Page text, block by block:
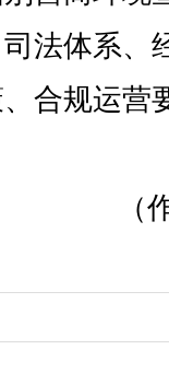
法体系、
合规运营
（